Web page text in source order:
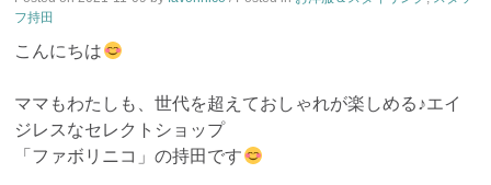
フ持田
こんにちは
ママもわたしも、世代を超えておしゃれが楽しめる♪エイ
ジレスなセレクトショップ
「ファボリニコ」の持田です